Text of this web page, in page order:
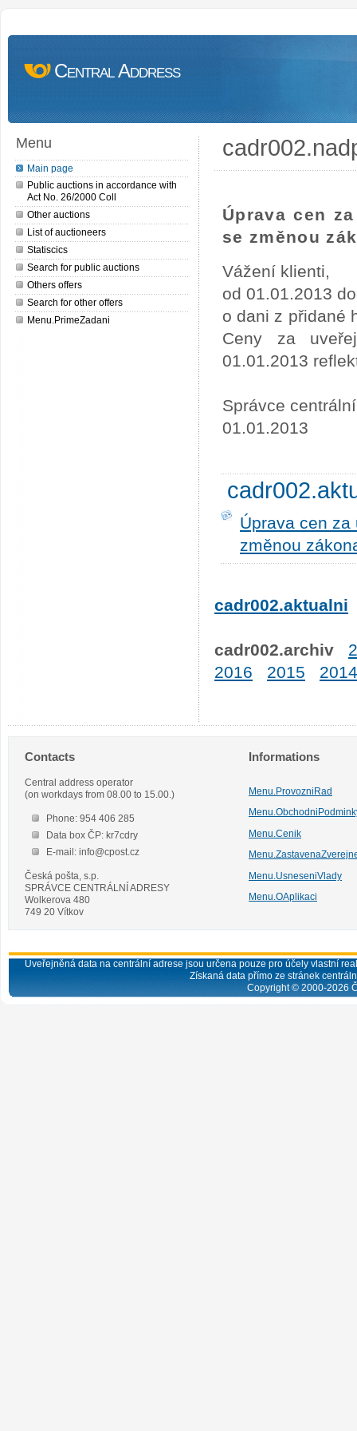
Central Address
Menu
Main page
Public auctions in accordance with
Act No. 26/2000 Coll
Other auctions
List of auctioneers
Statiscics
Search for public auctions
Others offers
Search for other offers
Menu.PrimeZadani
Úprava cen
se změnou
Vážení klienti,
od 01.01.2013
o dani z přidané
Ceny za
01.01.2013
Správce
01.01.2013
Úprava cen
změnou
cadr002.aktualni
cadr002.archiv
2016
2015 2014
Contacts
Central address operator
(on workdays from 08.00 to 15.00.)
Phone: 954 406 285
Data box ČP: kr7cdry
E-mail: info@cpost.cz
Česká pošta, s.p.
SPRÁVCE CENTRÁLNÍ ADRESY
Wolkerova 480
749 20 Vítkov
Informations
Menu.ProvozniRad
Menu.Cenik
Menu.UsneseniVlady
Menu.OAplikaci
Uveřejněná data na centrální adrese jsou určena pouze pro účely vlastní
Získaná data přímo ze stránek
Copyright © 2000-2026